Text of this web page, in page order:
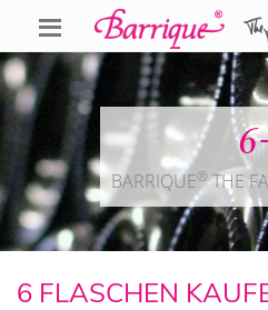
BARRIQUE®THE
6 FLASCHEN